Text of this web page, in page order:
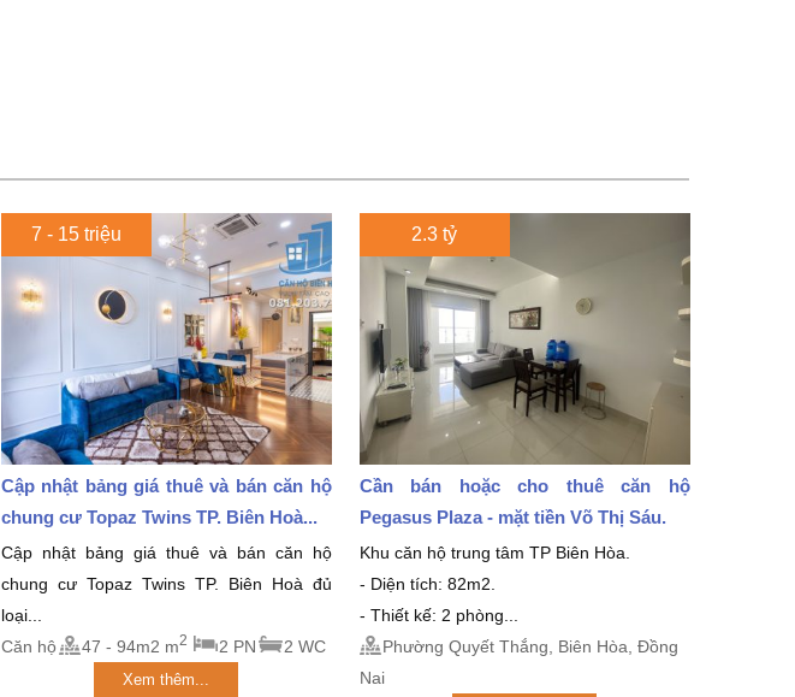
7 - 15 triệu
Cập nhật bảng giá thuê và bán căn hộ
chung cư Topaz Twins TP. Biên Hoà...
Cập nhật bảng giá thuê và bán căn hộ
chung cư Topaz Twins TP. Biên Hoà đủ
loại...
Căn hộ
47 - 94m2 m2 2 PN 2 WC
Xem thêm...
2.3 tỷ
Cần bán hoặc cho thuê căn hộ
Pegasus Plaza - mặt tiền Võ Thị Sáu.
Khu căn hộ trung tâm TP Biên Hòa.
- Diện tích: 82m2.
- Thiết kế: 2 phòng...
Phường Quyết Thắng, Biên Hòa, Đồng
Nai